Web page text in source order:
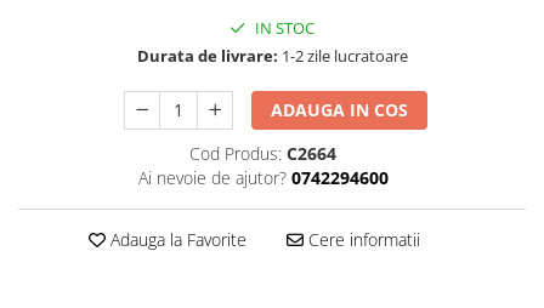
Stabilizatoare tensiune
Piese schimb espressoare
Accesorii si intretinere
IN STOC
Durata de livrare: 1-2 zile lucratoare
ADAUGA IN COS
Cod Produs: C2664
Ai nevoie de ajutor? 0742294600
Adauga la Favorite Cere informatii